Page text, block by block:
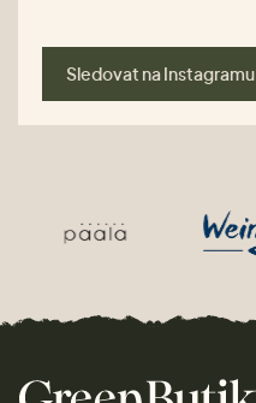
Sledovat na Instagramu